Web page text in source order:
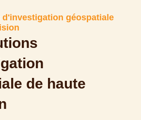
géospatiale
de haute